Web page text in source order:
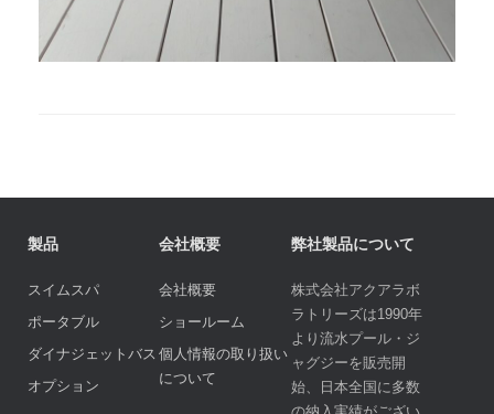
製品
スイムスパ
ポータブル
ダイナジェットバス
オプション
会社概要
会社概要
ショールーム
個人情報の取り扱い
について
弊社製品について
株式会社アクアラボ
ラトリーズは1990年
より流水プール・ジ
ャグジーを販売開
始、日本全国に多数
の納入実績がござい